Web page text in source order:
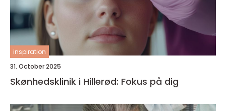
inspiration
31. October 2025
Skønhedsklinik i Hillerød: Fokus på dig